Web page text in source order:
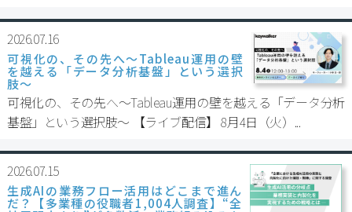
2026.07.16
可視化の、その先へ〜Tableau運用の壁
を越える「データ分析基盤」という選択
肢〜
可視化の、その先へ〜Tableau運用の壁を越える「データ分析
基盤」という選択肢〜 【ライブ配信】 8月4日（火）...
2026.07.15
生成AIの業務フロー活用はどこまで進ん
だ？【多業種の役職者1,004人調査】“全